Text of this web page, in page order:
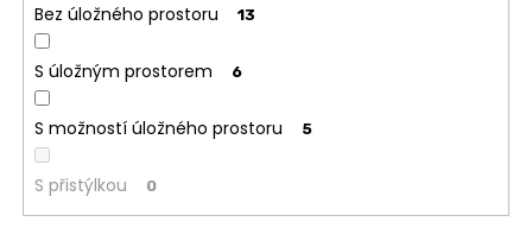
Bez úložného prostoru 13
S úložným prostorem 6
S možností úložného prostoru 5
S přistýlkou 0